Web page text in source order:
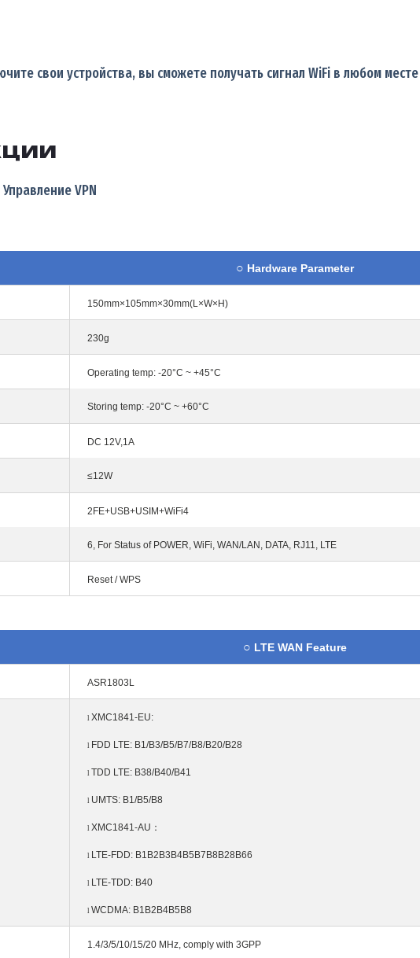
свои устройства, вы сможете получать сигнал WiFi в любом
VPN
○ Hardware Parameter
150mm×105mm×30mm(L×W×H)
230g
Operating temp: -20°C ~ +45°C
Storing temp: -20°C ~ +60°C
DC 12V,1A
≤12W
2FE+USB+USIM+WiFi4
6, For Status of POWER, WiFi, WAN/LAN, DATA, RJ11, LTE
Reset / WPS
○ LTE WAN Feature
ASR1803L
lXMC1841-EU:
l FDD LTE: B1/B3/B5/B7/B8/B20/B28
l TDD LTE: B38/B40/B41
l UMTS: B1/B5/B8
lXMC1841-AU ：
l LTE-FDD: B1B2B3B4B5B7B8B28B66
l LTE-TDD: B40
lWCDMA: B1B2B4B5B8
1.4/3/5/10/15/20 MHz, comply with 3GPP